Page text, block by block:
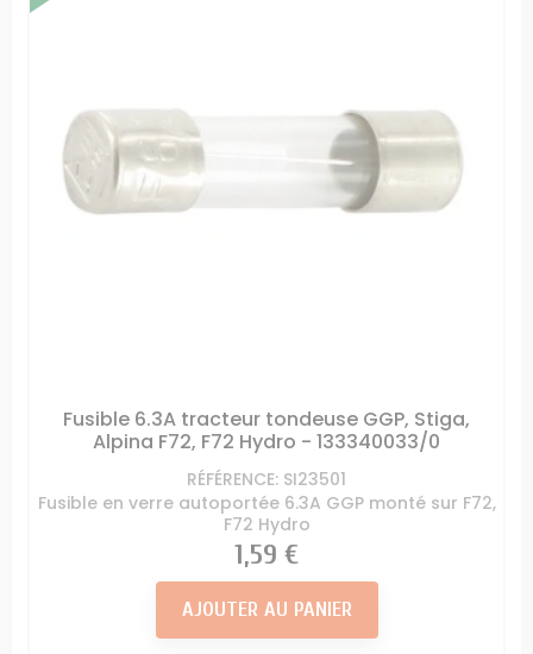
Fusible 6.3A tracteur tondeuse GGP, Stiga,
Alpina F72, F72 Hydro - 133340033/0
RÉFÉRENCE: SI23501
Fusible en verre autoportée 6.3A GGP monté sur F72,
F72 Hydro
Prix
1,59 €
AJOUTER AU PANIER